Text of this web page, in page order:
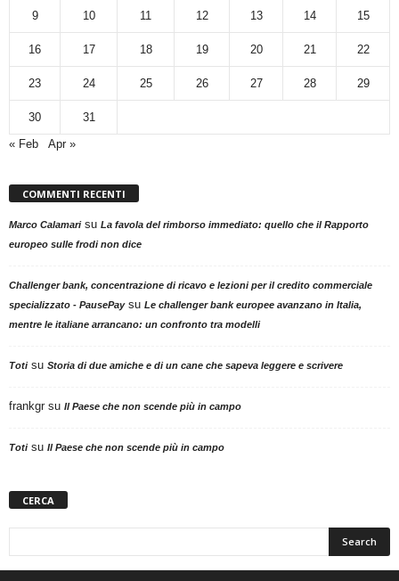
9 10 11 12 13 14 15
16 17 18 19 20 21 22
23 24 25 26 27 28 29
30
31
« Feb
Apr »
COMMENTI RECENTI
Marco Calamarisu La favola del rimborso immediato: quello che il Rapporto
europeo sulle frodi non dice
Challenger bank, concentrazione di ricavo e lezioni per il credito commerciale
specializzato - PausePaysu Le challenger bank europee avanzano in Italia,
mentre le italiane arrancano: un confronto tra modelli
Totisu Storia di due amiche e di un cane che sapeva leggere e scrivere
frankgr su Il Paese che non scende più in campo
Totisu Il Paese che non scende più in campo
CERCA